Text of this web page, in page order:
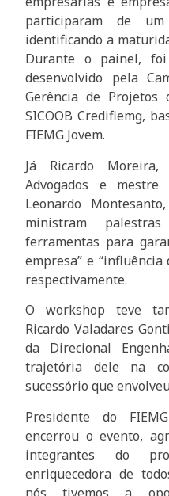
participaram de
identificando a
Durante o painel, foi
desenvolvido pela
Gerência de
SICOOB Credifiemg,
FIEMG Jovem.
Já Ricardo Moreira,
Advogados e
Leonardo
ministram
ferramentas para
empresa” e
respectivamente.
O workshop teve
Ricardo Valadares
da Direcional
trajetória dele na
sucessório que
Presidente do
encerrou o evento,
integrantes do
enriquecedora de
nós tivemos a